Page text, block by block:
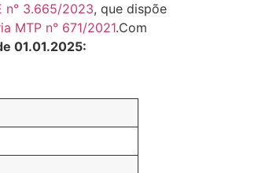
n° 3.665/2023, que dispõe
MTP n° 671/2021.Com
01.01.2025: